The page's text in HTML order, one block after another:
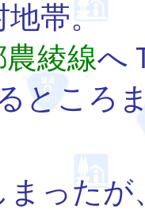
地帯。
綾線へ
ところ
ったが